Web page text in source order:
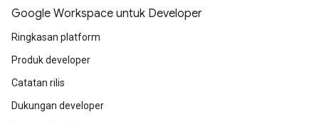
Google Workspace untuk Developer
Ringkasan platform
Produk developer
Catatan rilis
Dukungan developer